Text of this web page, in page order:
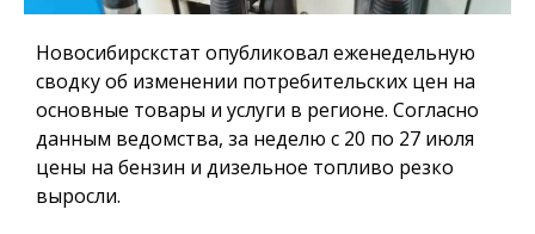
Новосибирскстат опубликовал еженедельную
сводку об изменении потребительских цен на
основные товары и услуги в регионе. Согласно
данным ведомства, за неделю с 20 по 27 июля
цены на бензин и дизельное топливо резко
выросли.